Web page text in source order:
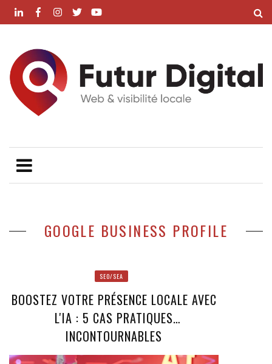
GOOGLE BUSINESS PROFILE
SEO/SEA
BOOSTEZ VOTRE PRÉSENCE LOCALE AVEC
L'IA : 5 CAS PRATIQUES
INCONTOURNABLES